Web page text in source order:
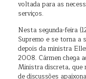
voltada para as
serviços.
Nesta segunda-feira
Supremo e se torna a
depois da ministra
2008. Cármen chega
Ministra discreta, que
de discussões